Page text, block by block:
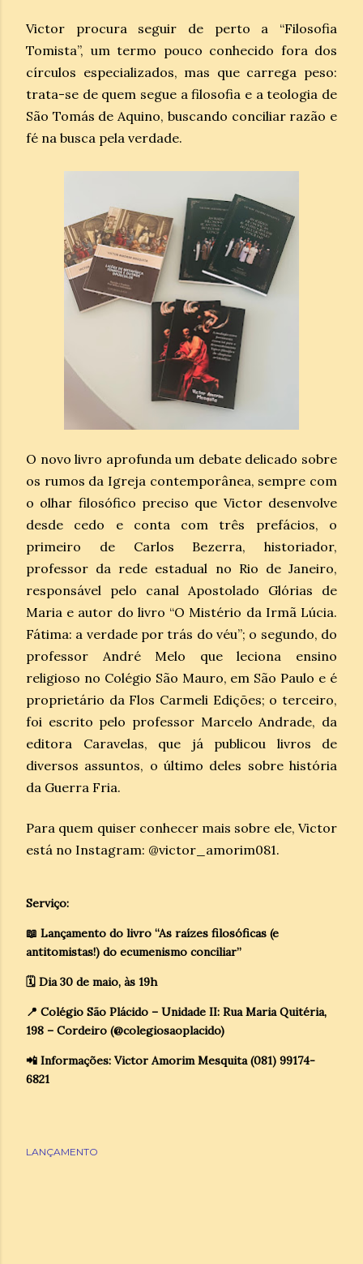
Victor procura seguir de perto a “Filosofia
Tomista”, um termo pouco conhecido fora dos
círculos especializados, mas que carrega peso:
trata-se de quem segue a filosofia e a teologia de
São Tomás de Aquino, buscando conciliar razão e
fé na busca pela verdade.
O novo livro aprofunda um debate delicado sobre
os rumos da Igreja contemporânea, sempre com
o olhar filosófico preciso que Victor desenvolve
desde cedo e conta com três prefácios, o
primeiro de Carlos Bezerra, historiador,
professor da rede estadual no Rio de Janeiro,
responsável pelo canal Apostolado Glórias de
Maria e autor do livro “O Mistério da Irmã Lúcia.
Fátima: a verdade por trás do véu”; o segundo, do
professor André Melo que leciona ensino
religioso no Colégio São Mauro, em São Paulo e é
proprietário da Flos Carmeli Edições; o terceiro,
foi escrito pelo professor Marcelo Andrade, da
editora Caravelas, que já publicou livros de
diversos assuntos, o último deles sobre história
da Guerra Fria.
Para quem quiser conhecer mais sobre ele, Victor
está no Instagram: @victor_amorim081.
Serviço:
📖 Lançamento do livro “As raízes filosóficas (e
antitomistas!) do ecumenismo conciliar”
🗓 Dia 30 de maio, às 19h
📍 Colégio São Plácido – Unidade II: Rua Maria Quitéria,
198 – Cordeiro (@colegiosaoplacido)
📲 Informações: Victor Amorim Mesquita (081) 99174-
6821
LANÇAMENTO